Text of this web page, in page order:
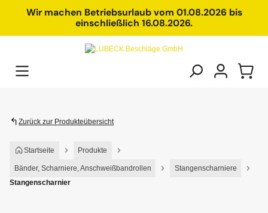
springenWir machen Betriebsurlaub vom 01.08.2026 bis
einschließlich 16.08.2026.
Zurück zur Produkteübersicht
Startseite Produkte
Bänder, Scharniere, Anschweißbandrollen
Stangenscharniere
Stangenscharnier